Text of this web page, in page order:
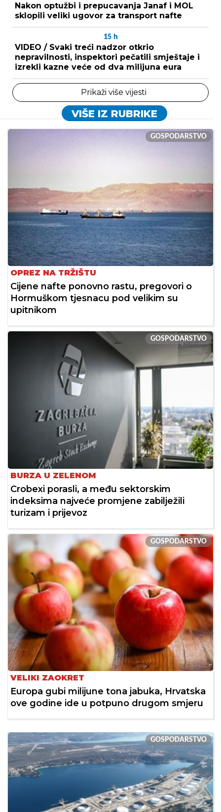
Nakon optužbi i prepucavanja Janaf i MOL
sklopili veliki ugovor za transport nafte
15 h
VIDEO / Svaki treći nadzor otkrio
nepravilnosti, inspektori pečatili smještaje i
izrekli kazne veće od dva milijuna eura
Prikaži više vijesti
VIŠE IZ RUBRIKE
GOSPODARSTVO
OPREZ NA TRŽIŠTU
Cijene nafte ponovno rastu, pregovori o
Hormuškom tjesnacu pod velikim su
upitnikom
GOSPODARSTVO
BURZA U ZELENOM
Crobexi porasli, a među sektorskim
indeksima najveće promjene zabilježili
turizam i prijevoz
GOSPODARSTVO
VELIKI ZAOKRET
Europa gubi milijune tona jabuka, Hrvatska
ove godine ide u potpuno drugom smjeru
GOSPODARSTVO